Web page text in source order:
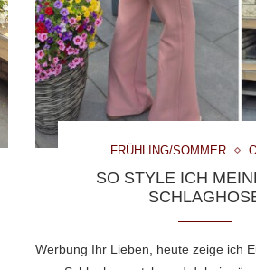
FRÜHLING/SOMMER
SO STYLE ICH
Werbung Ihr Lieben, heute zeige ich